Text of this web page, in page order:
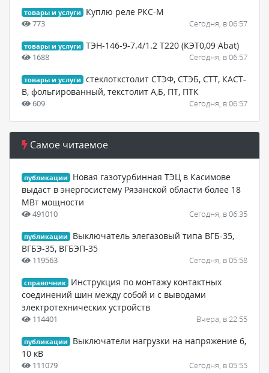
товары и услуги Куплю реле РКС-М
773 Сегодня, в 06:57
товары и услуги ТЭН-146-9-7.4/1.2 Т220 (КЭТ0,09 Abat)
1688 Сегодня, в 06:57
товары и услуги
стеклоткстолит СТЭФ, СТЭБ, СТТ, КАСТ-
В, фольгированный, текстолит А,Б, ПТ, ПТК
609 Сегодня, в 06:57
Самое читаемое
публикации
Новая газотурбинная ТЭЦ в Касимове
выдаст в энергосистему Рязанской области более 18
МВт мощности
491010 Сегодня, в 06:35
публикации
Выключатель элегазовый типа ВГБ-35,
ВГБЭ-35, ВГБЭП-35
119563 Сегодня, в 05:58
справочник
Инструкция по монтажу контактных
соединений шин между собой и с выводами
электротехнических устройств
114401 Вчера, в 22:55
публикации
Выключатели нагрузки на напряжение 6,
10 кВ
111079 Сегодня, в 05:55